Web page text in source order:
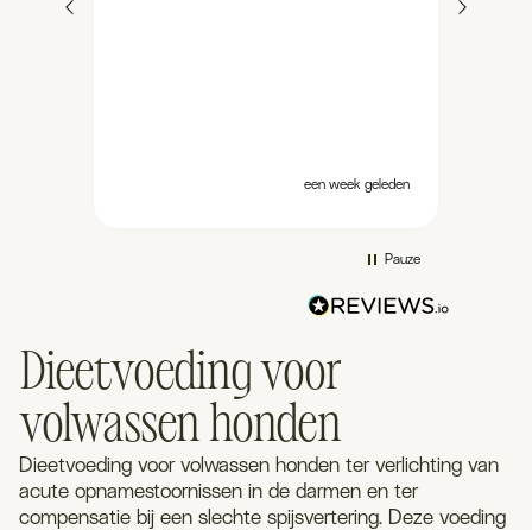
een week geleden
Pauze
Dieetvoeding voor
volwassen honden
Dieetvoeding voor volwassen honden ter verlichting van
acute opnamestoornissen in de darmen en ter
compensatie bij een slechte spijsvertering. Deze voeding